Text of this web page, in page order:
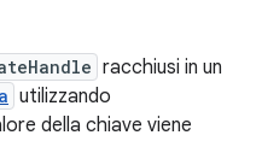
racchiusi in un
utilizzando
della chiave viene